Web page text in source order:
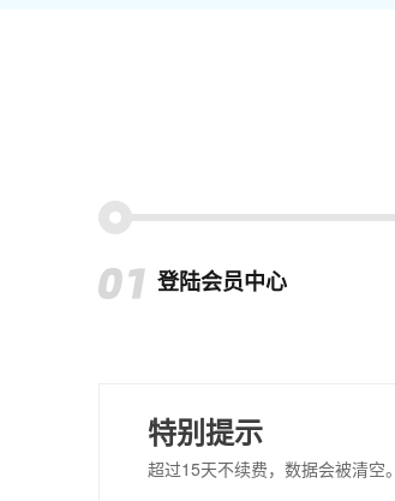
登陆会员中心
特别提示
超过15天不续费，数据会被清